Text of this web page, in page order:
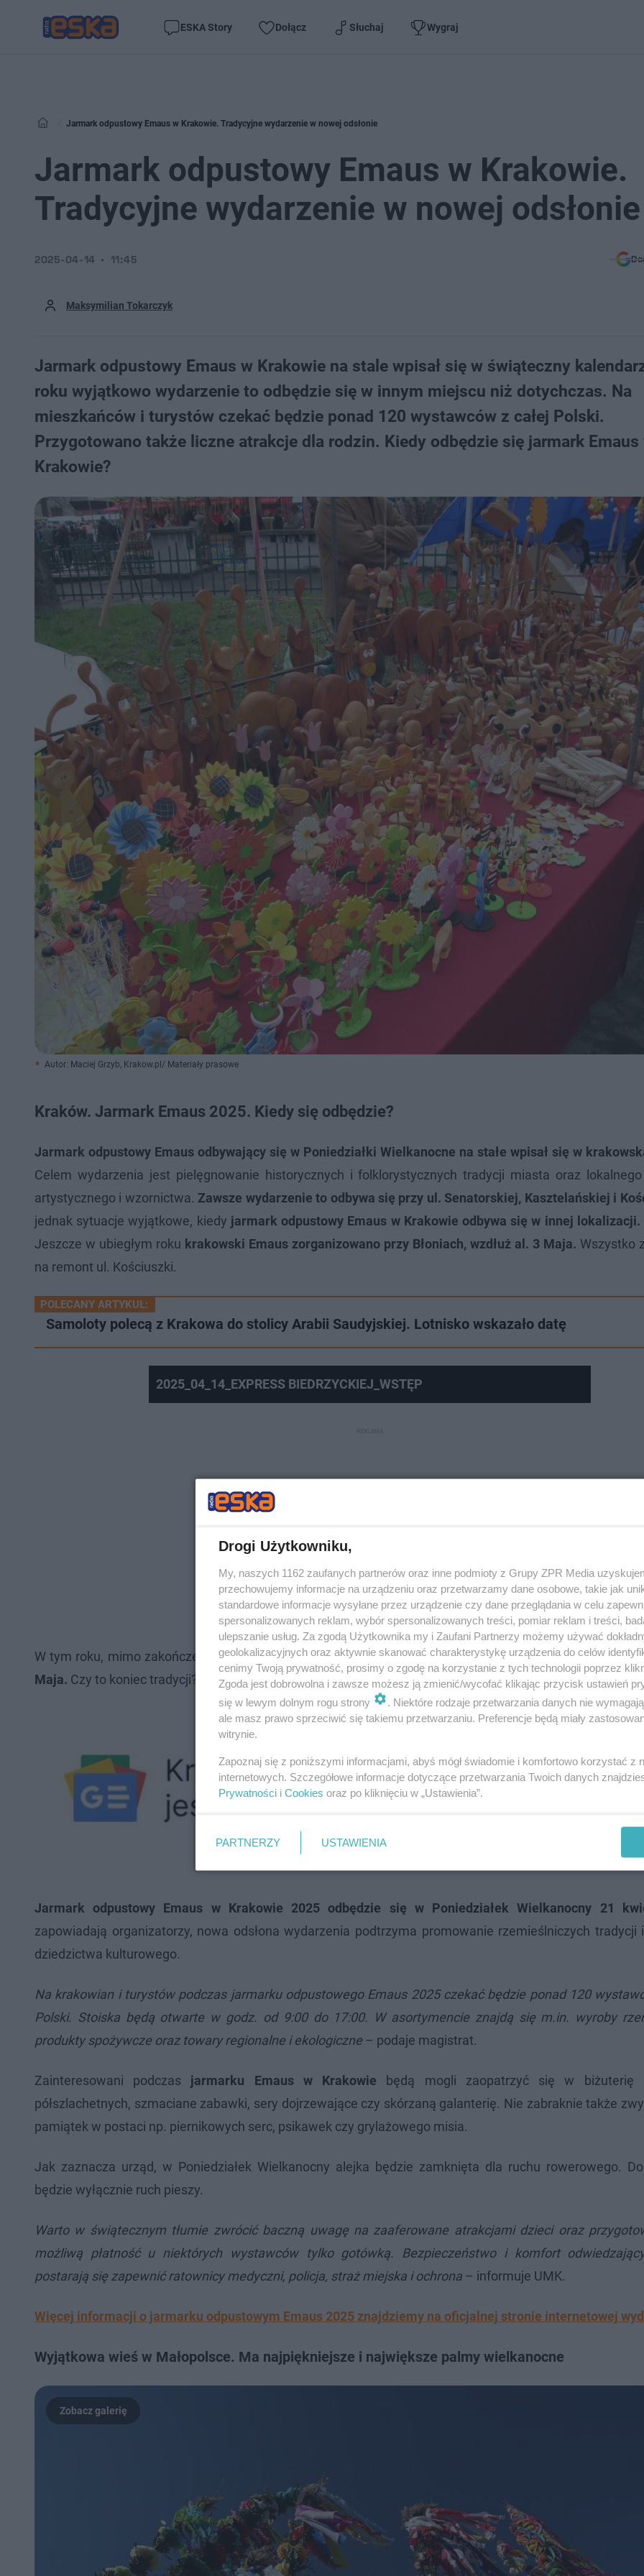
ESKA Story Dołącz Słuchaj Wygraj
Jarmark odpustowy Emaus w Krakowie. Tradycyjne wydarzenie w nowej odsłonie
Jarmark odpustowy Emaus w Krakowie.
Tradycyjne wydarzenie w nowej odsłonie
Maksymilian Tokarczyk
2025-04-14 11:45
Jarmark odpustowy Emaus w Krakowie na stale wpisał się w świąteczny
roku wyjątkowo wydarzenie to odbędzie się w innym miejscu niż dotychczas. Na
mieszkańców i turystów czekać będzie ponad 120 wystawców z całej Polski.
Przygotowano także liczne atrakcje dla rodzin. Kiedy odbędzie się jarmark Emaus
Krakowie?
Autor: Maciej Grzyb, Krakow.pl/ Materiały prasowe
Kraków. Jarmark Emaus 2025. Kiedy się odbędzie?
Jarmark odpustowy Emaus odbywający się w Poniedziałki Wielkanocne na stałe wpisał się w
Celem wydarzenia jest pielęgnowanie historycznych i folklorystycznych tradycji miasta oraz lokalnego
artystycznego i wzornictwa. Zawsze wydarzenie to odbywa się przy ul. Senatorskiej, Kasztelańskiej i
jednak sytuacje wyjątkowe, kiedy jarmark odpustowy Emaus w Krakowie odbywa się w innej lokalizacji.
Jeszcze w ubiegłym roku krakowski Emaus zorganizowano przy Błoniach, wzdłuż al. 3 Maja. Wszystko
na remont ul. Kościuszki.
POLECANY ARTYKUŁ:
Samoloty polecą z Krakowa do stolicy Arabii Saudyjskiej. Lotnisko wskazało datę
2025_04_14_EXPRESS BIEDRZYCKIEJ_WSTĘP
W tym roku, mimo zakończenia pracjarmark odpustowy Emaus 2025 w Krakowie ponownie odbędzie
Maja. Czy to koniec tradycji? Odpowiedzi na to pytanie szukaliśmy w osobnym materiale.
Jarmark odpustowy Emaus w Krakowie 2025 odbędzie się w Poniedziałek Wielkanocny 21
zapowiadają organizatorzy, nowa odsłona wydarzenia podtrzyma promowanie rzemieślniczych tradycji
dziedzictwa kulturowego.
Na krakowian i turystów podczas jarmarku odpustowego Emaus 2025 czekać będzie ponad 120
Polski. Stoiska będą otwarte w godz. od 9:00 do 17:00. W asortymencie znajdą się m.in. wyroby
produkty spożywcze oraz towary regionalne i ekologiczne – podaje magistrat.
Zainteresowani podczas jarmarku Emaus w Krakowie będą mogli zaopatrzyć się w biżuterię
półszlachetnych, szmaciane zabawki, sery dojrzewające czy skórzaną galanterię. Nie zabraknie także
pamiątek w postaci np. piernikowych serc, psikawek czy grylażowego misia.
Jak zaznacza urząd, w Poniedziałek Wielkanocny alejka będzie zamknięta dla ruchu rowerowego.
będzie wyłącznie ruch pieszy.
Warto w świątecznym tłumie zwrócić baczną uwagę na zaaferowane atrakcjami dzieci oraz
możliwą płatność u niektórych wystawców tylko gotówką. Bezpieczeństwo i komfort
postarają się zapewnić ratownicy medyczni, policja, straż miejska i ochrona – informuje UMK.
Więcej informacji o jarmarku odpustowym Emaus 2025 znajdziemy na oficjalnej stronie internetowej
Wyjątkowa wieś w Małopolsce. Ma najpiękniejsze i największe palmy wielkanocne
Drogi Użytkowniku,
My, naszych 1162 zaufanych partnerów oraz inne podmioty z Grupy ZPR Media
przechowujemy informacje na urządzeniu oraz przetwarzamy dane osobowe, takie jak
standardowe informacje wysyłane przez urządzenie czy dane przeglądania w celu
spersonalizowanych reklam, wybór spersonalizowanych treści, pomiar reklam i treści,
ulepszanie usług. Za zgodą Użytkownika my i Zaufani Partnerzy możemy używać
geolokalizacyjnych oraz aktywnie skanować charakterystykę urządzenia do celów
cenimy Twoją prywatność, prosimy o zgodę na korzystanie z tych technologii poprzez
Zgoda jest dobrowolna i zawsze możesz ją zmienić/wycofać klikając przycisk ustawień
się w lewym dolnym rogu strony
. Niektóre rodzaje przetwarzania danych nie
ale masz prawo sprzeciwić się takiemu przetwarzaniu. Preferencje będą miały
witrynie.
Zapoznaj się z poniższymi informacjami, abyś mógł świadomie i komfortowo korzystać z
internetowych. Szczegółowe informacje dotyczące przetwarzania Twoich danych
Prywatności i Cookies oraz po kliknięciu w „Ustawienia”.
PARTNERZY USTAWIENIA